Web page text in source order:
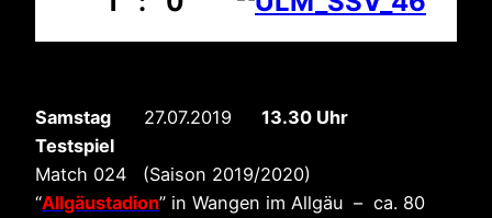
Samstag 27.07.2019
13.30 Uhr
Testspiel
Match 024 (Saison 2019/2020)
“Allgäustadion” in Wangen im Allgäu – ca. 80